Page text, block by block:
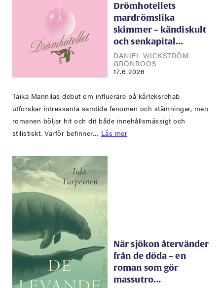
Drömhotellets
mardrömslika
skimmer – kändiskult
och senkapital…
DANIEL WICKSTRÖM
GRÖNROOS
17.6.2026
Taika Mannilas debut om influerare på kärleksrehab
utforskar intressanta samtida fenomen och stämningar, men
romanen böljar hit och dit både innehållsmässigt och
stilistiskt. Varför befinner… Läs mer
När sjökon återvänder
från de döda – en
roman som gör
massutro…